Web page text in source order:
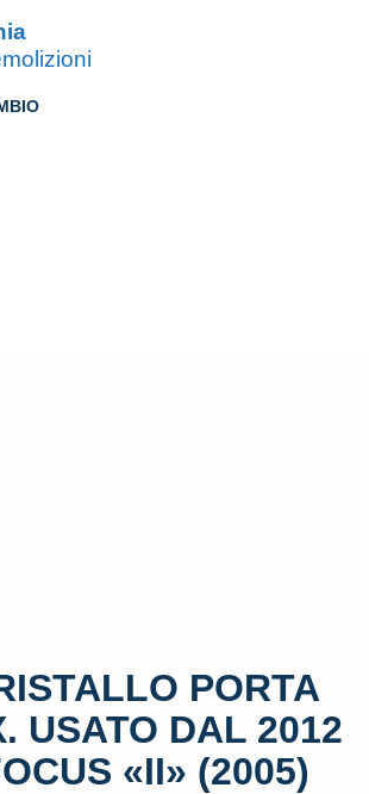
PORTA
USATO DAL 2012
«II» (2005)